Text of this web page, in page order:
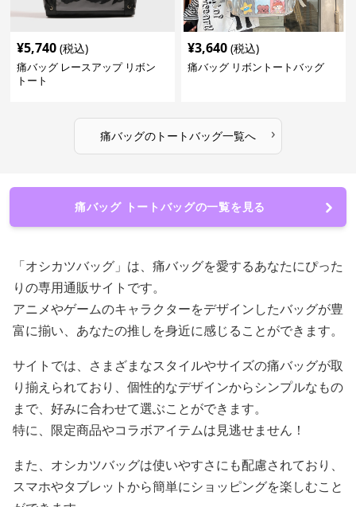
¥5,740 (税込)
痛バッグ レースアップ リボン
トート
¥3,640 (税込)
痛バッグ リボントートバッグ
痛バッグのトートバッグ一覧へ ›
痛バッグ トートバッグの一覧を見る
「オシカツバッグ」は、痛バッグを愛するあなたにぴった
りの専用通販サイトです。
アニメやゲームのキャラクターをデザインしたバッグが豊
富に揃い、あなたの推しを身近に感じることができます。
サイトでは、さまざまなスタイルやサイズの痛バッグが取
り揃えられており、個性的なデザインからシンプルなもの
まで、好みに合わせて選ぶことができます。
特に、限定商品やコラボアイテムは見逃せません！
また、オシカツバッグは使いやすさにも配慮されており、
スマホやタブレットから簡単にショッピングを楽しむこと